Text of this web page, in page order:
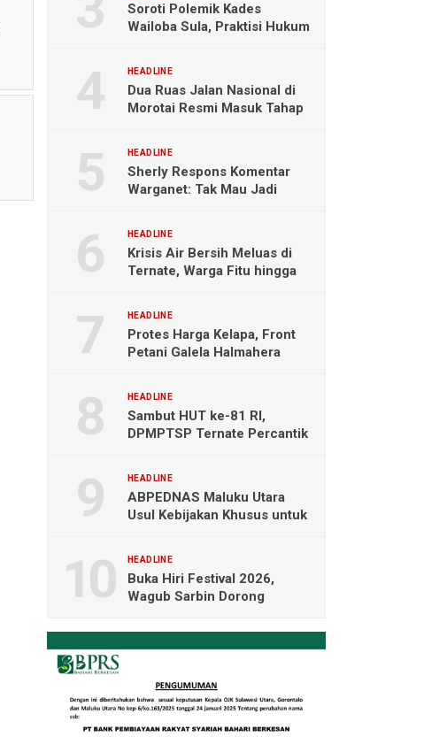
Soroti Polemik Kades
Wailoba Sula, Praktisi Hukum
HEADLINE
Dua Ruas Jalan Nasional di
Morotai Resmi Masuk Tahap
HEADLINE
Sherly Respons Komentar
Warganet: Tak Mau Jadi
HEADLINE
Krisis Air Bersih Meluas di
Ternate, Warga Fitu hingga
HEADLINE
Protes Harga Kelapa, Front
Petani Galela Halmahera
HEADLINE
Sambut HUT ke-81 RI,
DPMPTSP Ternate Percantik
HEADLINE
ABPEDNAS Maluku Utara
Usul Kebijakan Khusus untuk
HEADLINE
Buka Hiri Festival 2026,
Wagub Sarbin Dorong
Digital